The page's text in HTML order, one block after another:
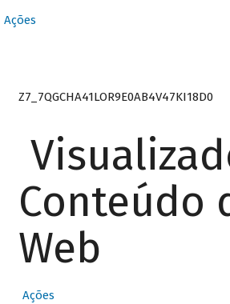
Ações
Z7_7QGCHA41LOR9E0AB4V47KI18D0
Conteúdo
Web
Ações